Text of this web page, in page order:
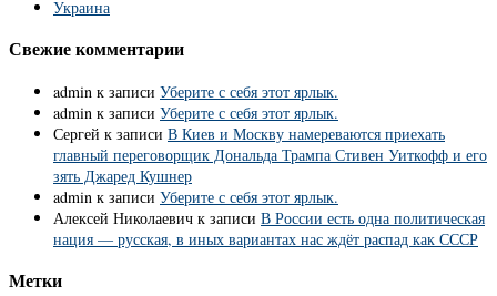
Украина
Свежие комментарии
admin к записи Уберите с себя этот ярлык.
admin к записи Уберите с себя этот ярлык.
Сергей к записи В Киев и Москву намереваются приехать
главный переговорщик Дональда Трампа Стивен Уиткофф и его
зять Джаред Кушнер
admin к записи Уберите с себя этот ярлык.
Алексей Николаевич к записи В России есть одна политическая
нация — русская, в иных вариантах нас ждёт распад как СССР
Метки